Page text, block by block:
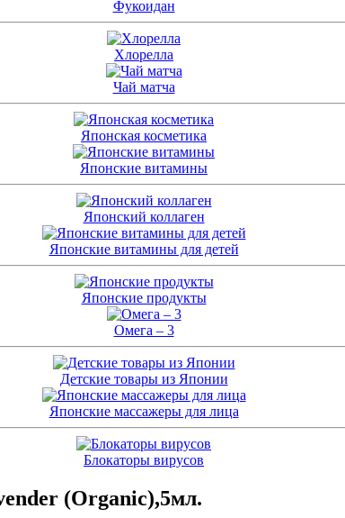
Фукоидан
Хлорелла
Чай матча
Японская косметика
Японские витамины
Японский коллаген
Японские витамины для детей
Японские продукты
Омега – 3
Детские товары из Японии
Японские массажеры для лица
Блокаторы вирусов
(Organic),5мл.